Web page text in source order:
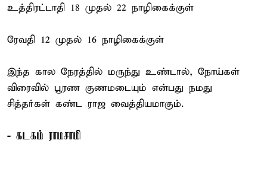
உத்திரட்டாதி 18 முதல் 22 நாழிகைக்குள்
ரேவதி 12 முதல் 16 நாழிகைக்குள்
இந்த கால நேரத்தில் மருந்து உண்டால், நோய்கள்
விரைவில் பூரண குணமடையும் என்பது நமது
சித்தர்கள் கண்ட ராஜ வைத்தியமாகும்.
- கடகம் ராமசாமி